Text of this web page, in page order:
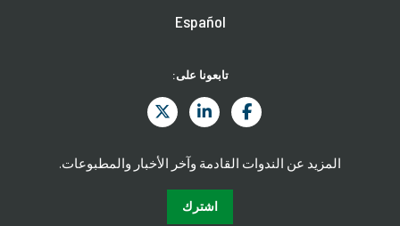
Español
تابعونا على:
المزيد عن الندوات القادمة وآخر الأخبار والمطبوعات.
اشترك